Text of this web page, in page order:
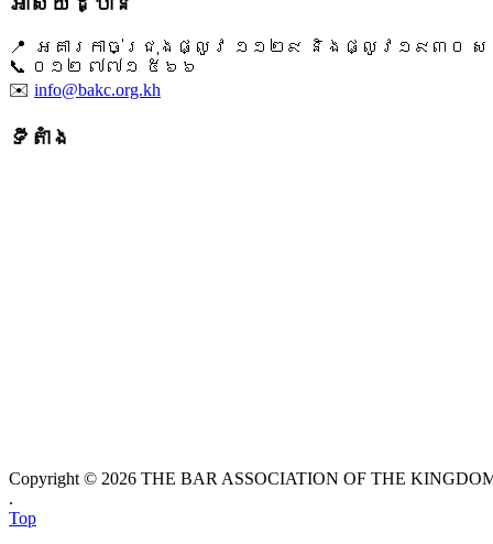
📍 អគារកាច់ជ្រុងផ្លូវ ១១២៩ និងផ្លូវ១៩៣០ ស
📞 ​០១២ ៧៧១ ៥៦៦
✉️ info@bakc.org.kh
ទីតាំង
Copyright © 2026 THE BAR ASSOCIATION OF THE
.
Top